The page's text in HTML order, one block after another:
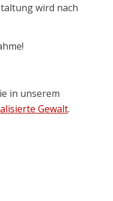
wird nach
in unserem
Gewalt.